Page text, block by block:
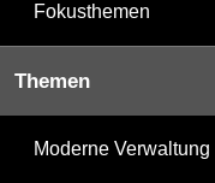
Fokusthemen
Themen
Moderne Verwaltung